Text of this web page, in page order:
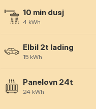
10 min dusj
4 kWh
Elbil 2t lading
15 kWh
Panelovn 24t
24 kWh